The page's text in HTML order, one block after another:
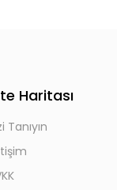
Haritası
Tanıyın